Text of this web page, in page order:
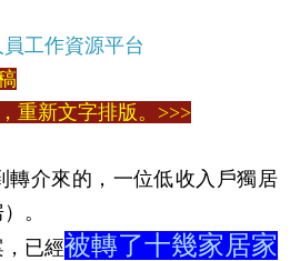
工作資源平台
重新文字排版。>>>
轉介來的，一位低收入戶獨居
。
已經被轉了十幾家居家